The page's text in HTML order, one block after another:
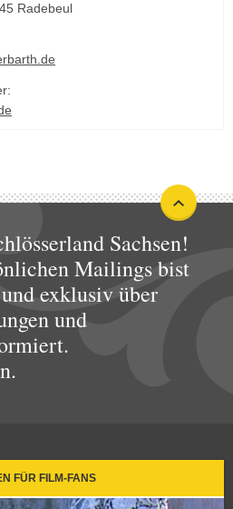
Radebeul
Sachsen!
Mailings bist
exklusiv über
und
FÜR FILM-FANS